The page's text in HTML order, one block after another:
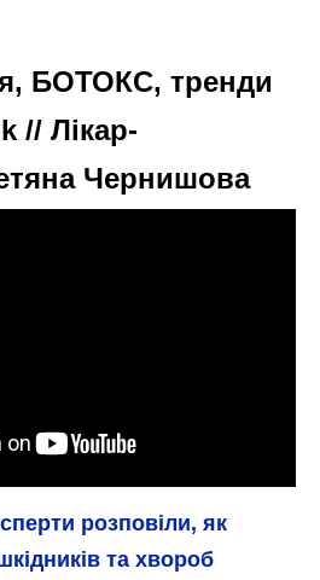
БОТОКС, тренди
// Лікар-
Чернишова
розповіли, як
та хвороб